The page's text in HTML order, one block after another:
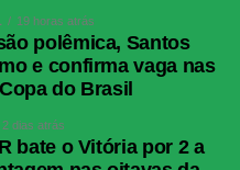
19 horas atrás
polêmica, Santos
e confirma vaga nas
do Brasil
2 dias atrás
bate o Vitória por 2 a